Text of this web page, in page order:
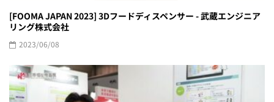
[FOOMA JAPAN 2023] 3Dフードディスペンサー - 武蔵エンジニア
リング株式会社
2023/06/08